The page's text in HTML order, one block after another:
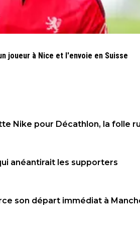
joueur à Nice et l'envoie en Suisse
Nike pour Décathlon, la folle
anéantirait les supporters
son départ immédiat à